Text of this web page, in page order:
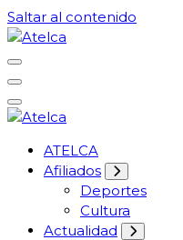
Saltar al contenido
Atelca
61 años Conocimiento,
Atelca
61 años Conocimiento,
ATELCA
Afiliados
Deportes
Cultura
Actualidad